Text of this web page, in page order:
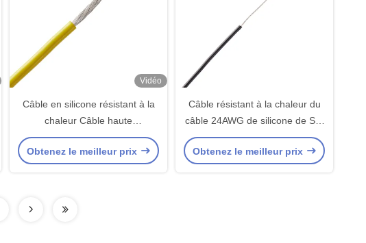
Vidéo
Câble en silicone résistant à la
chaleur Câble haute
température de 200 degrés
Obtenez le meilleur prix
Câble résistant à la chaleur du
câble 24AWG de silicone de SIF
SIFE UL3137
Obtenez le meilleur prix